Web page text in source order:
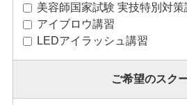
美容師国家試験 実技特別対策
アイブロウ講習
LEDアイラッシュ講習
ご希望のスク